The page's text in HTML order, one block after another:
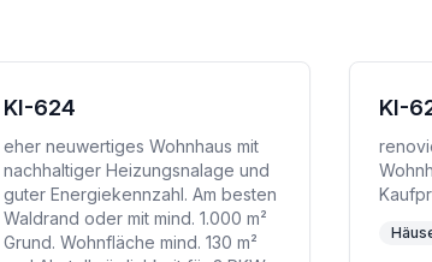
KI-624
eher neuwertiges Wohnhaus mit
nachhaltiger Heizungsnalage und
guter Energiekennzahl. Am besten
Waldrand oder mit mind. 1.000 m²
Grund. Wohnfläche mind. 130 m²
KI-